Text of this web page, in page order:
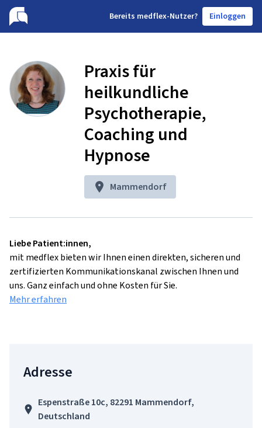
Bereits medflex-Nutzer? Einloggen
Praxis für
heilkundliche
Psychotherapie,
Coaching und
Hypnose
Mammendorf
Liebe Patient:innen,
mit medflex bieten wir Ihnen einen direkten, sicheren und
zertifizierten Kommunikationskanal zwischen Ihnen und
uns. Ganz einfach und ohne Kosten für Sie.
Mehr erfahren
Adresse
Espenstraße 10c, 82291 Mammendorf,
Deutschland